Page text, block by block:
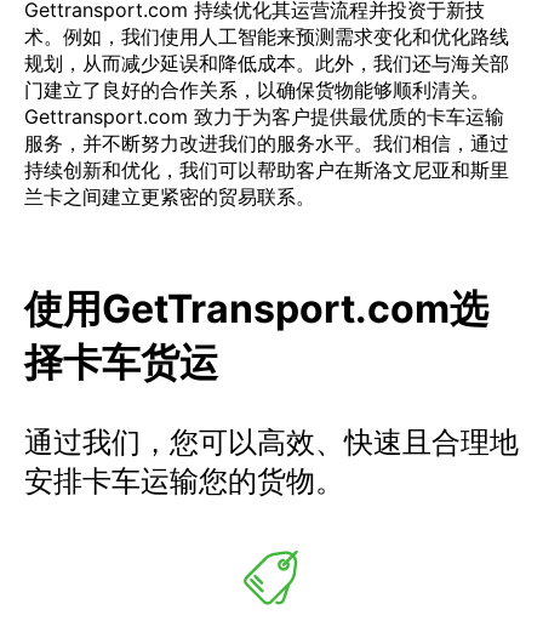
Gettransport.com 持续优化其运营流程并投资于新技
术。例如，我们使用人工智能来预测需求变化和优化路线
规划，从而减少延误和降低成本。此外，我们还与海关部
门建立了良好的合作关系，以确保货物能够顺利清关。
Gettransport.com 致力于为客户提供最优质的卡车运输
服务，并不断努力改进我们的服务水平。我们相信，通过
持续创新和优化，我们可以帮助客户在斯洛文尼亚和斯里
兰卡之间建立更紧密的贸易联系。
使用GetTransport.com选
择卡车货运
通过我们，您可以高效、快速且合理地
安排卡车运输您的货物。